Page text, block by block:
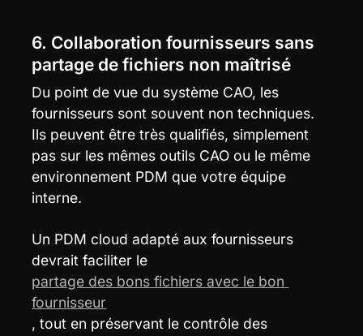
6. Collaboration fournisseurs sans
partage de fichiers non maîtrisé
Du point de vue du système CAO, les
fournisseurs sont souvent non techniques.
Ils peuvent être très qualifiés, simplement
pas sur les mêmes outils CAO ou le même
environnement PDM que votre équipe
interne.
Un PDM cloud adapté aux fournisseurs
devrait faciliter le
partage des bons fichiers avec le bon
fournisseur
, tout en préservant le contrôle des